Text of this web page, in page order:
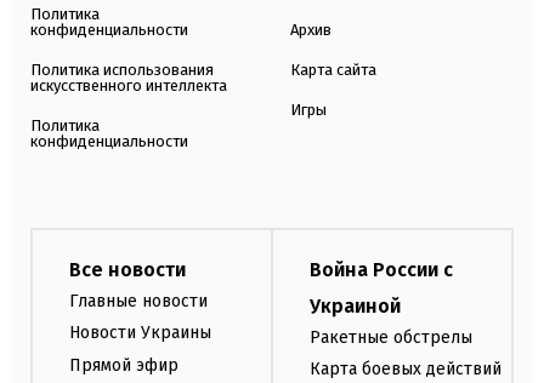
Политика
конфиденциальности
Политика использования
искусственного интеллекта
Политика
конфиденциальности
Архив
Карта сайта
Игры
Все новости
Главные новости
Новости Украины
Прямой эфир
Война России с
Украиной
Ракетные обстрелы
Карта боевых действий